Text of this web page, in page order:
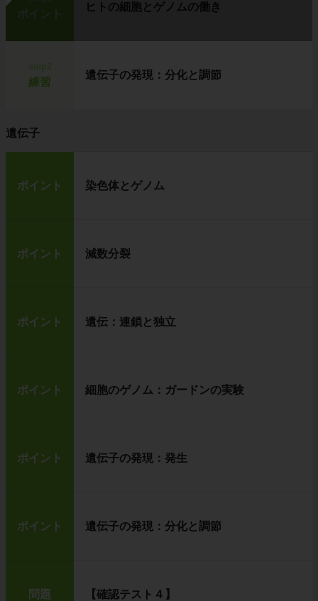
ポイント
ヒトの細胞とゲノムの働き
練習
遺伝子の発現：分化と調節
遺伝子
ポイント 染色体とゲノム
ポイント 減数分裂
ポイント 遺伝：連鎖と独立
ポイント 細胞のゲノム：ガードンの実験
ポイント 遺伝子の発現：発生
ポイント 遺伝子の発現：分化と調節
問題 【確認テスト４】